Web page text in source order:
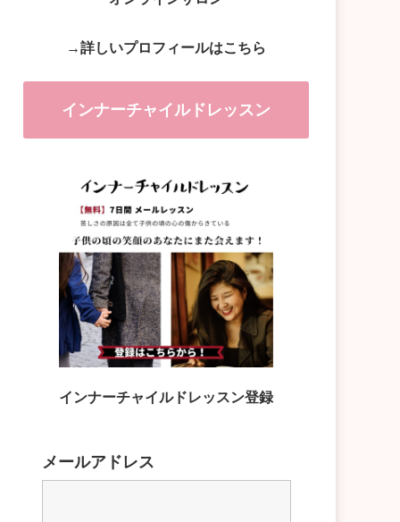
→詳しいプロフィールはこちら
インナーチャイルドレッスン
インナーチャイルドレッスン登録
メールアドレス